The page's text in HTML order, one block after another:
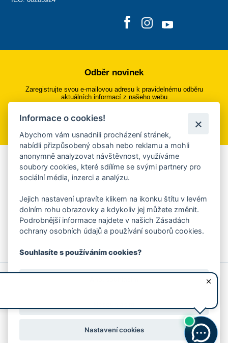
Odběr novinek
Zaregistrujte svou e-mailovou adresu k pravidelnému odběru
aktuálních informací z našeho webu
Přihlásit se k odběru
Aplikace Mobilní rozhlas
Chcete dostávat do svého mobilu či mailu upozornění na
ankety, pozvánky na kulturní a sportovní akce?
Více informací o aplikaci
© 2026 Magistrát města Zlína
Prohlášení o používání cookies
Informace o cookies!
Abychom vám usnadnili procházení stránek,
nabídli přizpůsobený obsah nebo reklamu a mohli
anonymně analyzovat návštěvnost, využíváme
soubory cookies, které sdílíme se svými partnery pro
sociální média, inzerci a analýzu.
Jejich nastavení upravíte klikem na ikonku štítu v levém
dolním rohu obrazovky a kdykoliv jej můžete změnit.
Podrobnější informace najdete v našich Zásadách
ochrany osobních údajů a používání souborů cookies.
Souhlasíte s používáním cookies?
Nastavení cookies